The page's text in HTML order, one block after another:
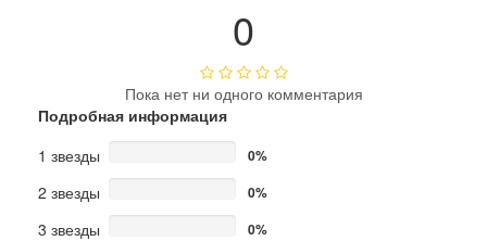
0
Пока нет ни одного комментария
Подробная информация
1 звезды
0%
2 звезды 0%
3 звезды 0%